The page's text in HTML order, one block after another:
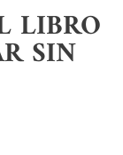
LIBRO
SIN